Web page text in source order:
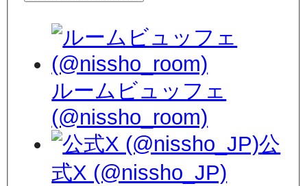
ルームビュッフェ
(@nissho_room)
公
式X (@nissho_JP)